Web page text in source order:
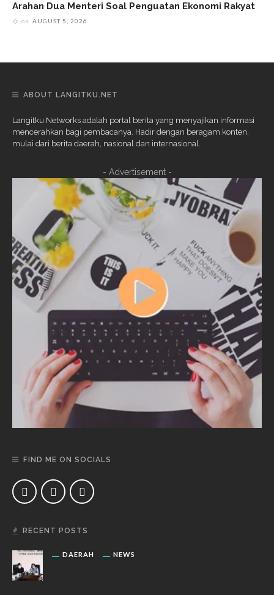
Arahan Dua Menteri Soal Penguatan Ekonomi Rakyat
on AUGUST 5, 2026
ABOUT LANGITKU.NET
Langitku Networks adalah portal berita yang menyajikan informasi
mencerahkan bagi pembacanya. Hadir dengan beragam konten,
mulai dari berita daerah, nasional dan internasional.
- Advertisement -
FIND ME ON SOCIALS
RECENT POSTS
DAERAH NEWS